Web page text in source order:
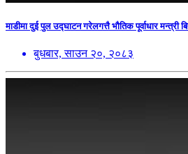
माडीमा दुई पुल उद्घाटन गरेलगत्तै भौतिक पूर्वाधार मन्त्री
बुधबार, साउन २०, २०८३